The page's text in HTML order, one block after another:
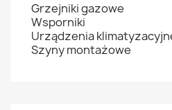
Grzejniki gazowe
Wsporniki
Urządzenia
Szyny montażowe